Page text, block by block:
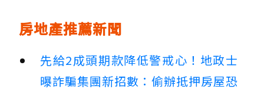
房地產推薦新聞
先給2成頭期款降低警戒心！地政士
曝詐騙集團新招數：偷辦抵押房屋恐